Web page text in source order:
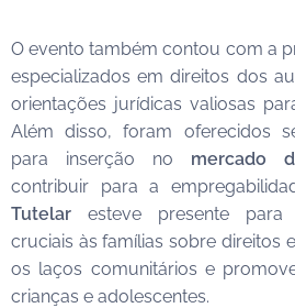
O evento também contou com a
especializados em direitos dos
orientações jurídicas valiosas
Além disso, foram oferecidos
para inserção no mercado
contribuir para a
Tutelar esteve presente para
cruciais às famílias sobre direitos
os laços comunitários e
crianças e adolescentes.